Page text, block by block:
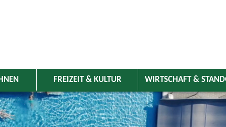
FREIZEIT & KULTUR WIRTSCHAFT &
>Freizeit & Kultur>Veranstaltungen >